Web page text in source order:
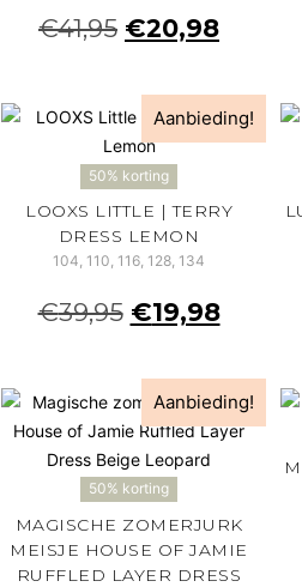
€41,95 €20,98
Aanbieding!
50% korting
LOOXS LITTLE | TERRY
DRESS LEMON
104, 110, 116, 128, 134
€39,95 €19,98
Aanbieding!
50% korting
MAGISCHE ZOMERJURK
MEISJE HOUSE OF JAMIE
RUFFLED LAYER DRESS